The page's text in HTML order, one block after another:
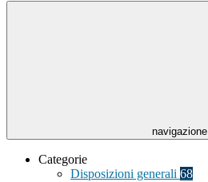
navigazione
Categorie
Disposizioni generali 68